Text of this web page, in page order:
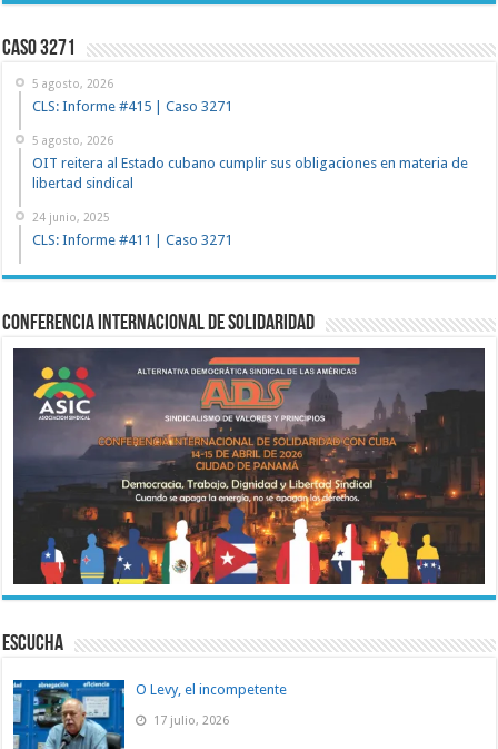
Caso 3271
5 agosto, 2026
CLS: Informe #415 | Caso 3271
5 agosto, 2026
OIT reitera al Estado cubano cumplir sus obligaciones en materia de
libertad sindical
24 junio, 2025
CLS: Informe #411 | Caso 3271
Conferencia Internacional de Solidaridad
ESCUCHA
O Levy, el incompetente
17 julio, 2026